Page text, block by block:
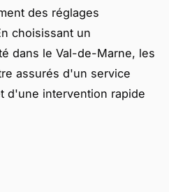
des réglages
choisissant un
dans le Val-de-Marne, les
assurés d'un service
d'une intervention rapide